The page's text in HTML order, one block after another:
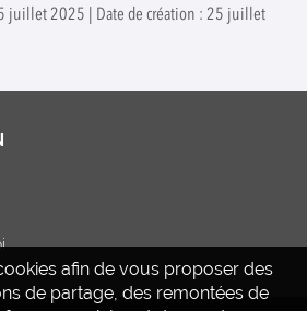
juillet 2025 | Date de création : 25 juillet
afin de vous proposer des
de partage, des remontées de